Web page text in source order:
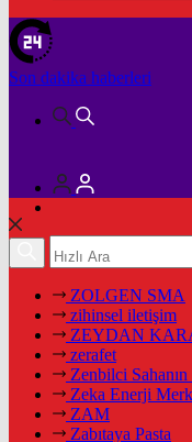
Son dakika haberleri
ZOLGEN SMA
zihinsel iletişim
ZEYDAN
zerafet
Zenbilci
Zeka Enerji
ZAM
Zabıtaya Pasta